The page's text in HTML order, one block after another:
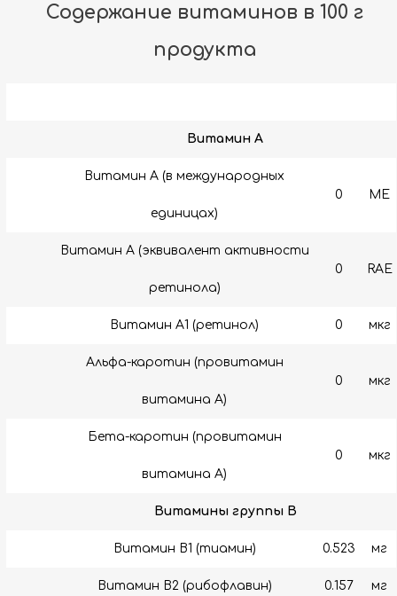
Содержание витаминов в 100 г
продукта
Витамин A
Витамин А (в международных
единицах)
0 МЕ
Витамин А (эквивалент активности
ретинола)
0 RAE
Витамин A1 (ретинол) 0 мкг
Альфа-каротин (провитамин
витамина А)
0 мкг
Бета-каротин (провитамин
витамина А)
0 мкг
Витамины группы B
Витамин B1 (тиамин) 0.523 мг
Витамин B2 (рибофлавин) 0.157 мг